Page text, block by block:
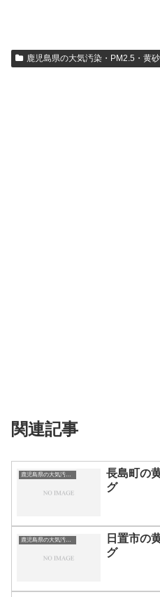
鹿児島県の大気汚染・PM2.5・黄
関連記事
鹿児島県の大気汚染・PM2.5・黄砂・エアロゾルの数値
長島町の
グ
鹿児島県の大気汚染・PM2.5・黄砂・エアロゾルの数値
日置市の
グ